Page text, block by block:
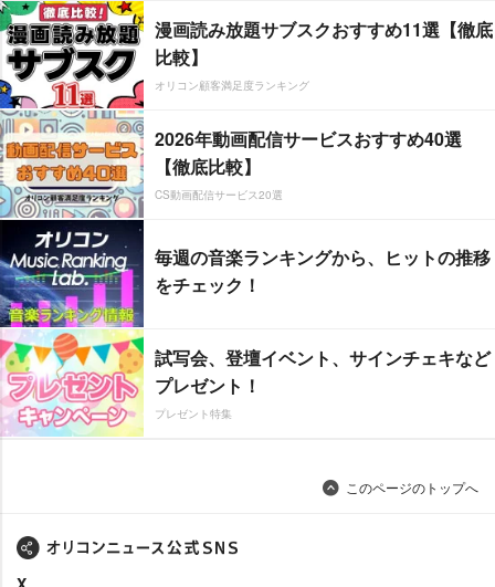
漫画読み放題サブスクおすすめ11選【徹底
比較】
オリコン顧客満足度ランキング
2026年動画配信サービスおすすめ40選
【徹底比較】
CS動画配信サービス20選
毎週の音楽ランキングから、ヒットの推移
をチェック！
試写会、登壇イベント、サインチェキなど
プレゼント！
プレゼント特集
このページのトップへ